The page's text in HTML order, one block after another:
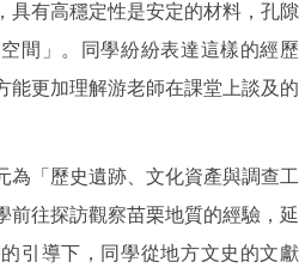
具有高穩定性是安定的材料，孔隙
間」。同學紛紛表達這樣的經歷
能更加理解游老師在課堂上談及的
「歷史遺跡、文化資產與調查工
前往探訪觀察苗栗地質的經驗，延
引導下，同學從地方文史的文獻